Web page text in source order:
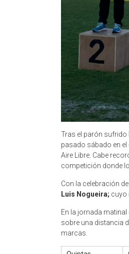
Tras el parón sufrido
pasado sábado en el
Aire Libre. Cabe
competición donde
Con la celebración
Luis Nogueira; cuyo
En la jornada
sobre una distancia
marcas.